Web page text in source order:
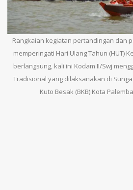
Rangkaian kegiatan pertandingan dan
memperingati Hari Ulang Tahun (HUT)
berlangsung, kali ini Kodam II/Swj
Tradisional yang dilaksanakan di
Kuto Besak (BKB) Kota